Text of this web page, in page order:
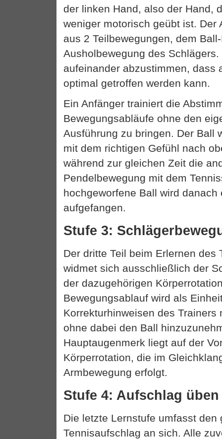
der linken Hand, also der Hand,
weniger motorisch geübt ist. Der
aus 2 Teilbewegungen, dem
Ausholbewegung des
aufeinander abzustimmen, dass
optimal getroffen werden kann.
Ein Anfänger trainiert die
Bewegungsabläufe ohne den
Ausführung zu bringen. Der Ball
mit dem richtigen Gefühl nach
während zur gleichen Zeit die
Pendelbewegung mit dem
hochgeworfene Ball wird danach
aufgefangen.
Stufe 3:
Der dritte Teil beim Erlernen des
widmet sich ausschließlich der
der dazugehörigen
Bewegungsablauf wird als
Korrekturhinweisen des Trainers
ohne dabei den Ball
Hauptaugenmerk liegt auf der
Körperrotation, die im
Armbewegung erfolgt.
Stufe 4: Aufschlag üben
Die letzte Lernstufe umfasst den
Tennisaufschlag an sich. Alle